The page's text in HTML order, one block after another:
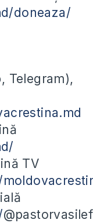
doneaza/
Telegram),
TV